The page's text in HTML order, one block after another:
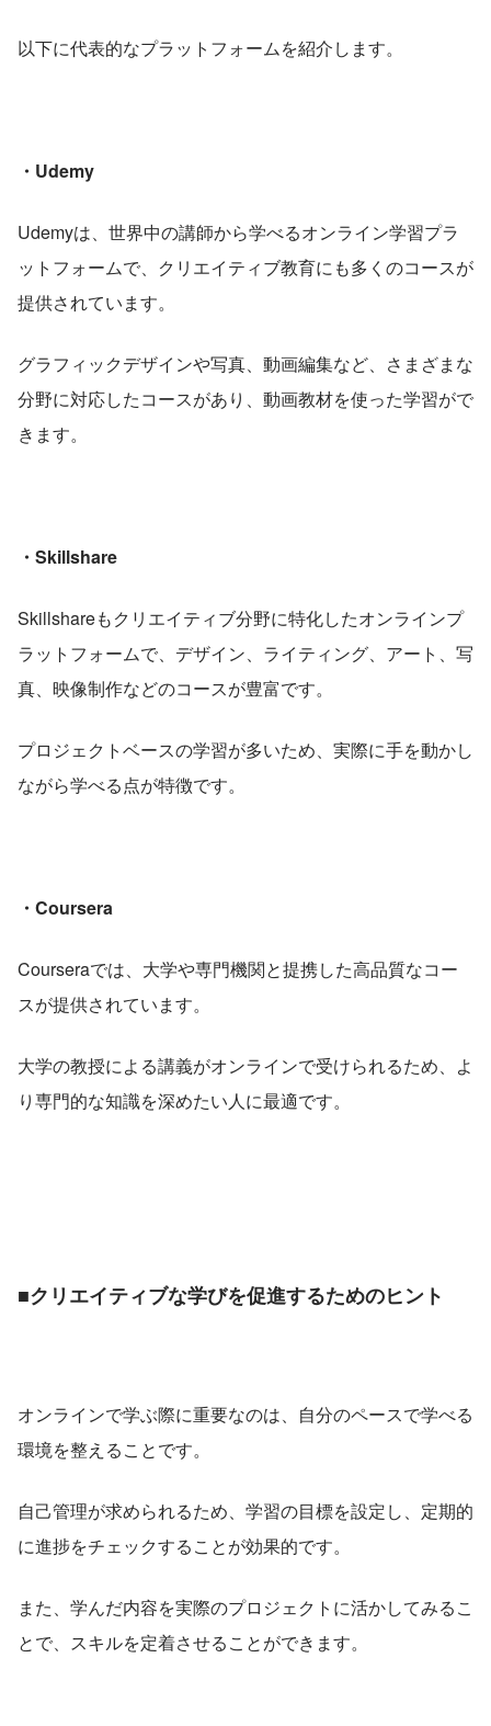
以下に代表的なプラットフォームを紹介します。
・Udemy
Udemyは、世界中の講師から学べるオンライン学習プラ
ットフォームで、クリエイティブ教育にも多くのコースが
提供されています。
グラフィックデザインや写真、動画編集など、さまざまな
分野に対応したコースがあり、動画教材を使った学習がで
きます。
・Skillshare
Skillshareもクリエイティブ分野に特化したオンラインプ
ラットフォームで、デザイン、ライティング、アート、写
真、映像制作などのコースが豊富です。
プロジェクトベースの学習が多いため、実際に手を動かし
ながら学べる点が特徴です。
・Coursera
Courseraでは、大学や専門機関と提携した高品質なコー
スが提供されています。
大学の教授による講義がオンラインで受けられるため、よ
り専門的な知識を深めたい人に最適です。
■クリエイティブな学びを促進するためのヒント
オンラインで学ぶ際に重要なのは、自分のペースで学べる
環境を整えることです。
自己管理が求められるため、学習の目標を設定し、定期的
に進捗をチェックすることが効果的です。
また、学んだ内容を実際のプロジェクトに活かしてみるこ
とで、スキルを定着させることができます。